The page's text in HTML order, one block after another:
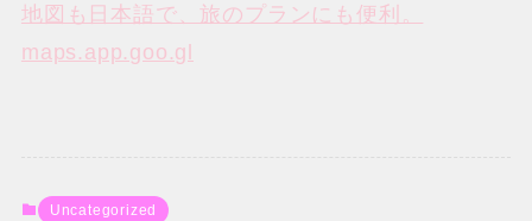
地図も日本語で、旅のプランにも便利。
maps.app.goo.gl
Uncategorized